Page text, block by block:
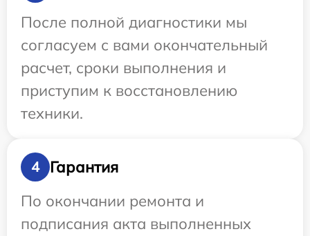
После полной диагностики мы
согласуем с вами окончательный
расчет, сроки выполнения и
приступим к восстановлению
техники.
4
Гарантия
По окончании ремонта и
подписания акта выполненных